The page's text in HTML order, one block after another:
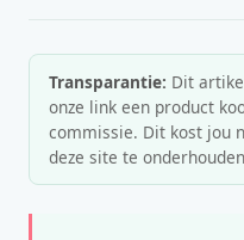
Transparantie: Dit
onze link een product
commissie. Dit kost jou
deze site te